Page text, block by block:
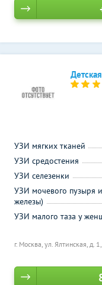
г. Москва, ул. Ялтинская, д.
УЗИ мягких тканей
УЗИ средостения
УЗИ селезенки
УЗИ мочевого пузыря
железы)
УЗИ малого таза у